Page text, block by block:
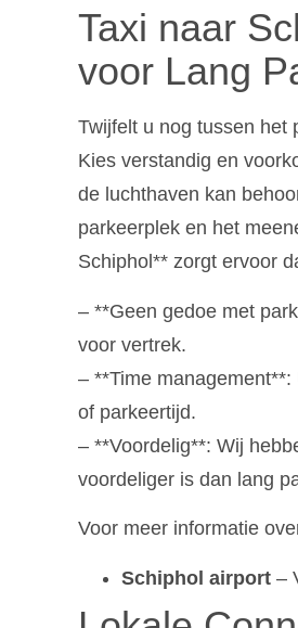
Taxi naar
voor Lang
Twijfelt u nog tussen het
Kies verstandig en
de luchthaven kan
parkeerplek en het
Schiphol** zorgt ervoor
– **Geen gedoe met
voor vertrek.
– **Time
of parkeertijd.
– **Voordelig**: Wij
voordeliger is dan lang
Voor meer informatie
Schiphol airport –